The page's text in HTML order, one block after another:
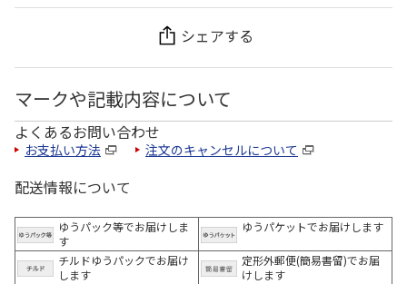
シェアする
マークや記載内容について
よくあるお問い合わせ
お支払い方法 注文のキャンセルについて
配送情報について
ゆうパック等でお届けしま
す
ゆうパケットでお届けします
チルドゆうパックでお届け
します
定形外郵便(簡易書留)でお届
けします